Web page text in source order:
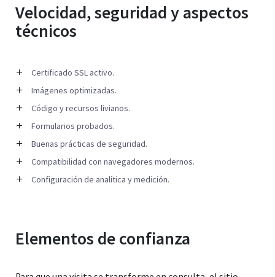
Velocidad, seguridad y aspectos
técnicos
Certificado SSL activo.
Imágenes optimizadas.
Código y recursos livianos.
Formularios probados.
Buenas prácticas de seguridad.
Compatibilidad con navegadores modernos.
Configuración de analítica y medición.
Elementos de confianza